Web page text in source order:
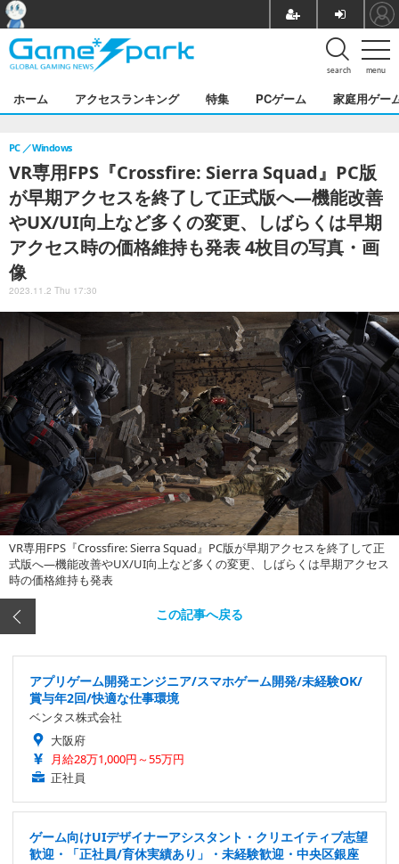
menu
search
ホーム アクセスランキング 特集 PCゲーム 家庭用ゲー
VR専用FPS『Crossfire: Sierra Squad』PC版
が早期アクセスを終了して正式版へ―機能改善
やUX/UI向上など多くの変更、しばらくは早期
アクセス時の価格維持も発表 4枚目の写真・画
像
PC Windows
2023.11.2 Thu 17:30
VR専用FPS『Crossfire: Sierra Squad』PC版が早期アクセスを終了して正
式版へ―機能改善やUX/UI向上など多くの変更、しばらくは早期アクセス
時の価格維持も発表
この記事へ戻る
アプリゲーム開発エンジニア/スマホゲーム開発/未経験OK/
賞与年2回/快適な仕事環境
ベンタス株式会社
大阪府
月給28万1,000円～55万円
正社員
ゲーム向けUIデザイナーアシスタント・クリエイティブ志望
歓迎・「正社員/育休実績あり」・未経験歓迎・中央区銀座